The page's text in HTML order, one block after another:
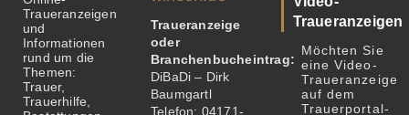
Traueranzeigen
und
Informationen
rund um die
Themen:
Trauer,
Trauerhilfe,
Traueranzeige
oder
Branchenbucheintrag:
DiBaDi – Dirk
Baumgartl
Telefon: 04171-
Traueranzeigen
Möchten Sie
eine Video-
Traueranzeige
auf dem
Trauerportal-